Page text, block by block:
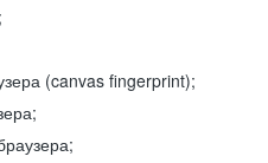
(canvas fingerprint);